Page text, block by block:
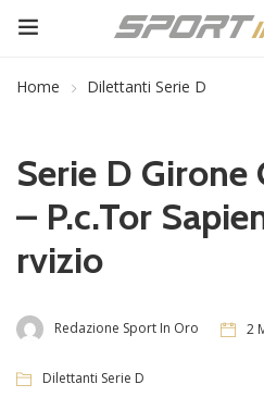
Home Dilettanti Serie D
Serie D Girone
– P.c.Tor
rvizio
Redazione Sport In Oro 2
Dilettanti Serie D